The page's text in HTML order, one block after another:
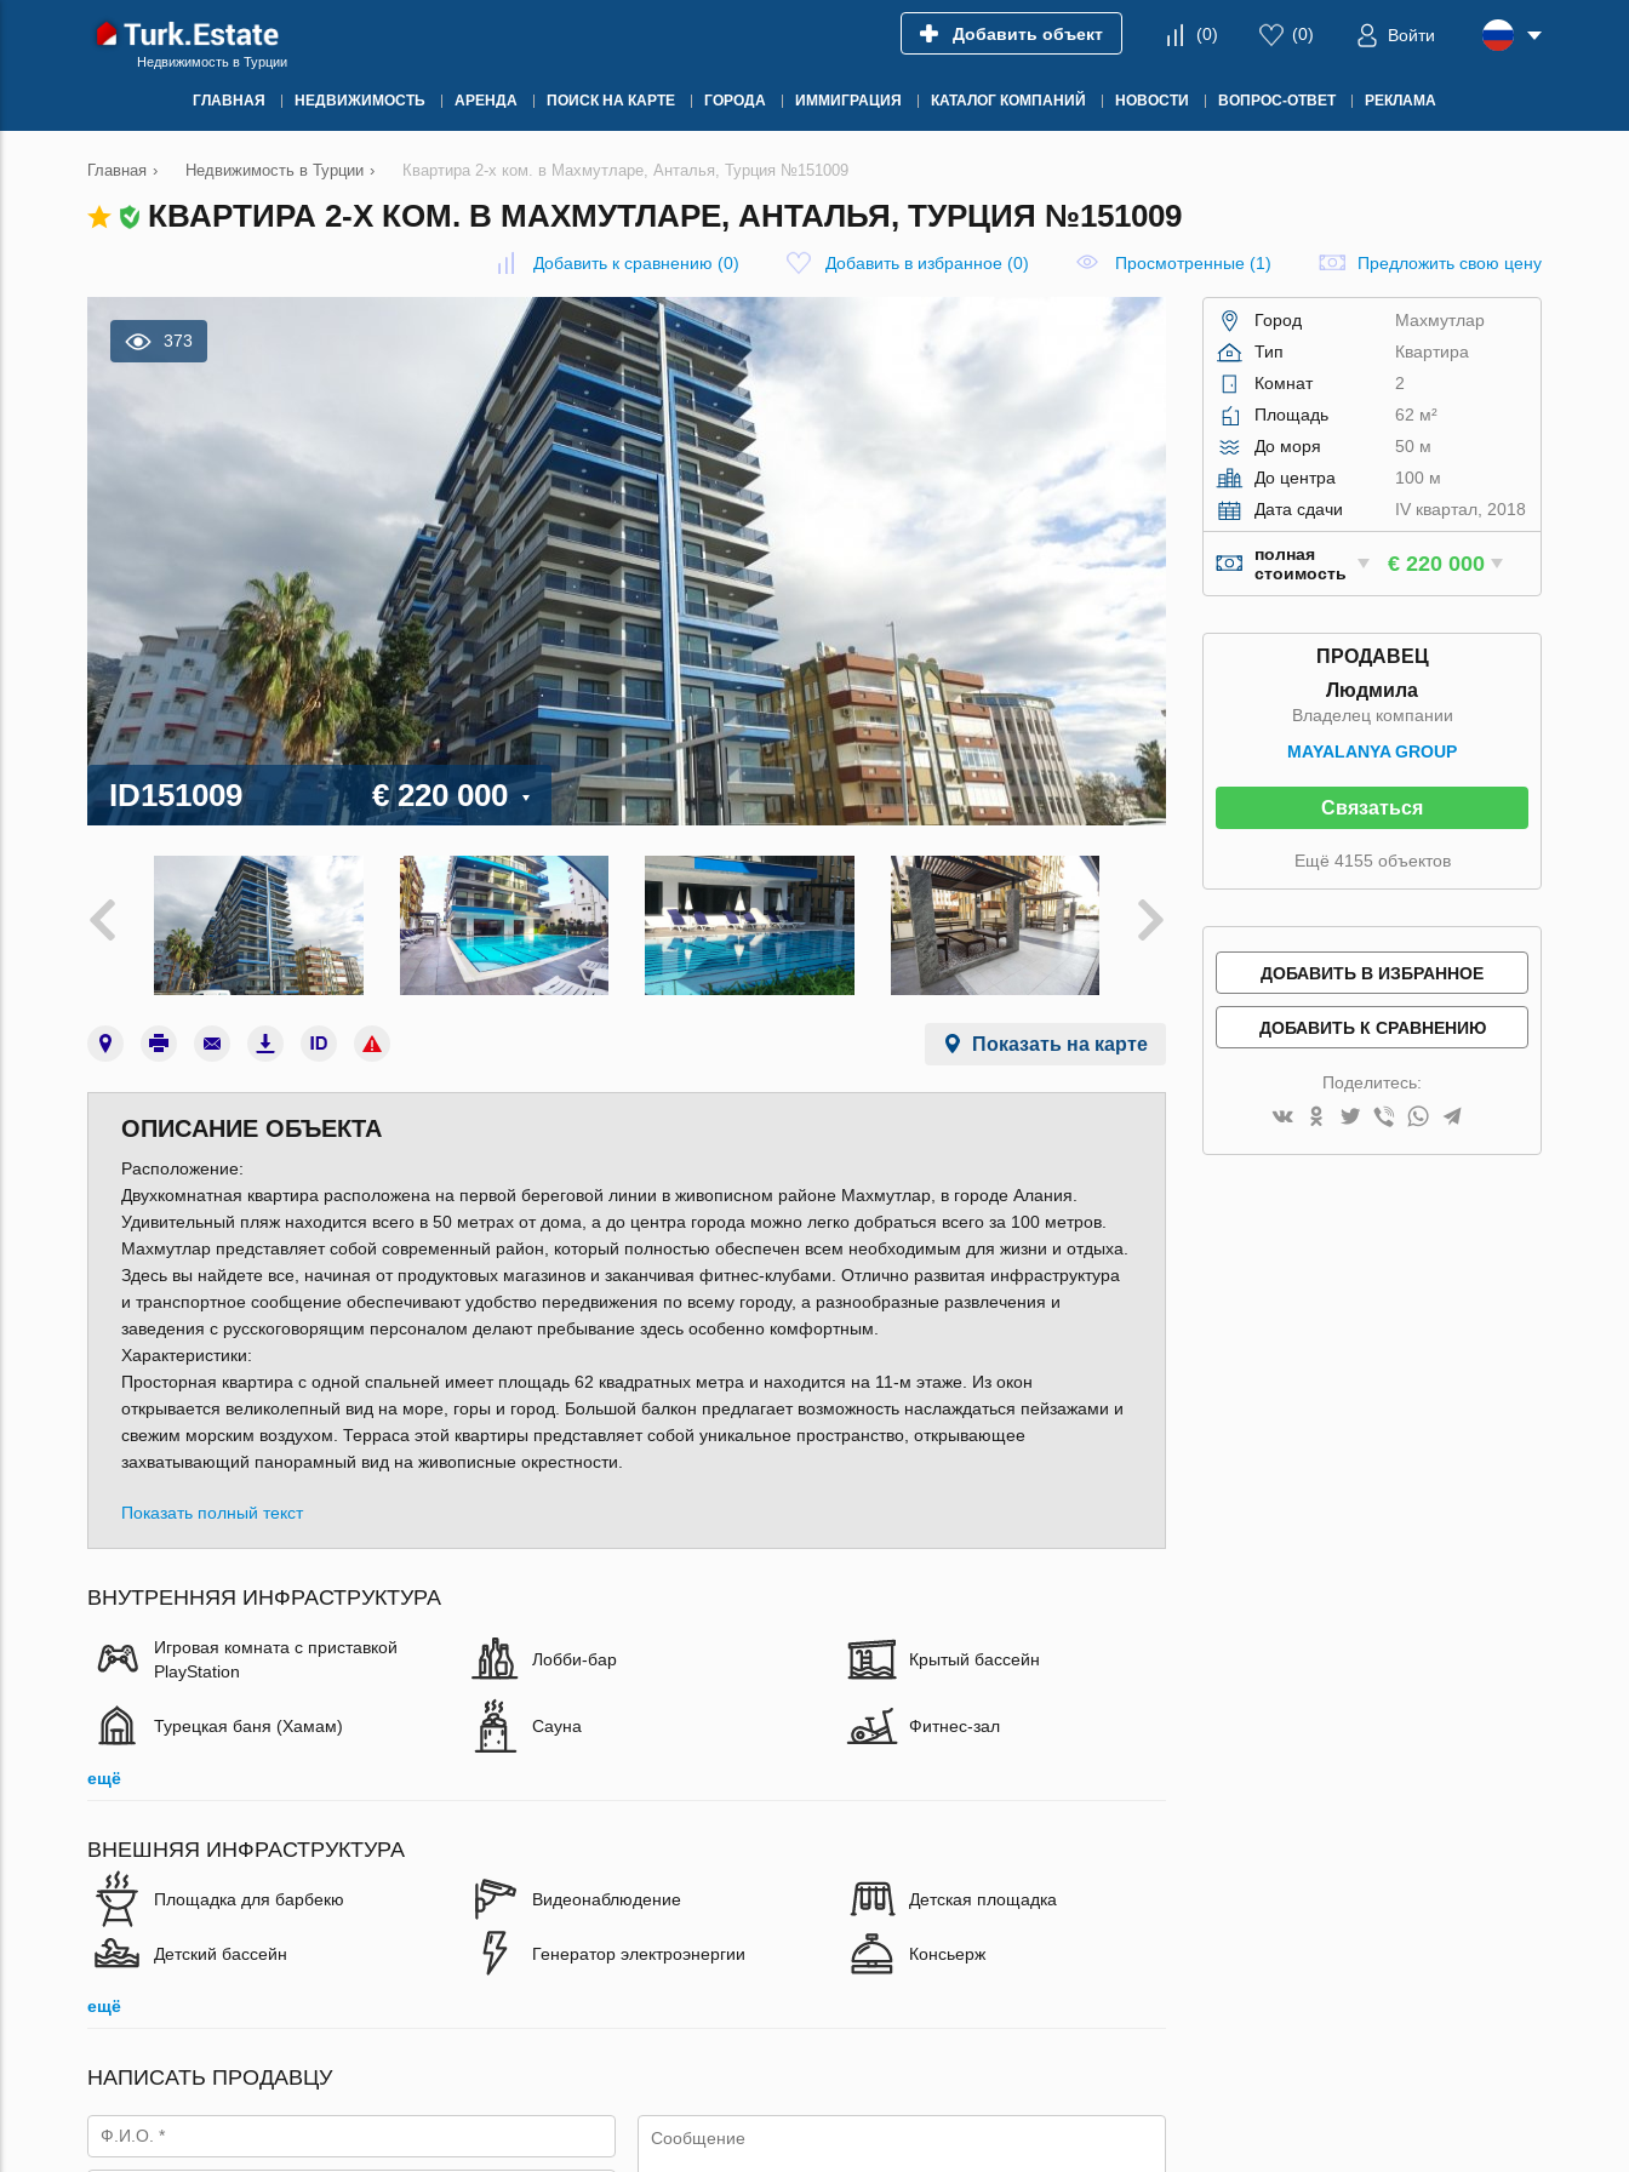
Недвижимость в Турции
Добавить объект (0) (0) Войти
ГЛАВНАЯ НЕДВИЖИМОСТЬ АРЕНДА ПОИСК НА КАРТЕ ГОРОДА ИММИГРАЦИЯ КАТАЛОГ КОМПАНИЙ НОВОСТИ ВОПРОС-ОТВЕТ РЕКЛАМА
Главная › Недвижимость в Турции › Квартира 2-х ком. в Махмутларе, Анталья, Турция №151009
КВАРТИРА 2-Х КОМ. В МАХМУТЛАРЕ, АНТАЛЬЯ, ТУРЦИЯ №151009
Добавить к сравнению (0) Добавить в избранное (0) Просмотренные (1) Предложить свою цену
373
ID151009 € 220 000
Показать на карте
ОПИСАНИЕ ОБЪЕКТА
Расположение:
Двухкомнатная квартира расположена на первой береговой линии в живописном районе Махмутлар, в городе Алания.
Удивительный пляж находится всего в 50 метрах от дома, а до центра города можно легко добраться всего за 100 метров.
Махмутлар представляет собой современный район, который полностью обеспечен всем необходимым для жизни и отдыха.
Здесь вы найдете все, начиная от продуктовых магазинов и заканчивая фитнес-клубами. Отлично развитая инфраструктура
и транспортное сообщение обеспечивают удобство передвижения по всему городу, а разнообразные развлечения и
заведения с русскоговорящим персоналом делают пребывание здесь особенно комфортным.
Характеристики:
Просторная квартира с одной спальней имеет площадь 62 квадратных метра и находится на 11-м этаже. Из окон
открывается великолепный вид на море, горы и город. Большой балкон предлагает возможность наслаждаться пейзажами и
свежим морским воздухом. Терраса этой квартиры представляет собой уникальное пространство, открывающее
захватывающий панорамный вид на живописные окрестности.
Показать полный текст
ВНУТРЕННЯЯ ИНФРАСТРУКТУРА
Игровая комната с приставкой
PlayStation
Лобби-бар Крытый бассейн
Турецкая баня (Хамам) Сауна Фитнес-зал
ещё
ВНЕШНЯЯ ИНФРАСТРУКТУРА
Площадка для барбекю Видеонаблюдение Детская площадка
Детский бассейн Генератор электроэнергии Консьерж
ещё
НАПИСАТЬ ПРОДАВЦУ
Город
Махмутлар
Тип
Квартира
Комнат
2
Площадь
62 м²
До моря
50 м
До центра
100 м
Дата сдачи
IV квартал, 2018
полная
стоимость
€ 220 000
ПРОДАВЕЦ
Людмила
Владелец компании
MAYALANYA GROUP
Связаться
Ещё 4155 объектов
ДОБАВИТЬ В ИЗБРАННОЕ
ДОБАВИТЬ К СРАВНЕНИЮ
Поделитесь: